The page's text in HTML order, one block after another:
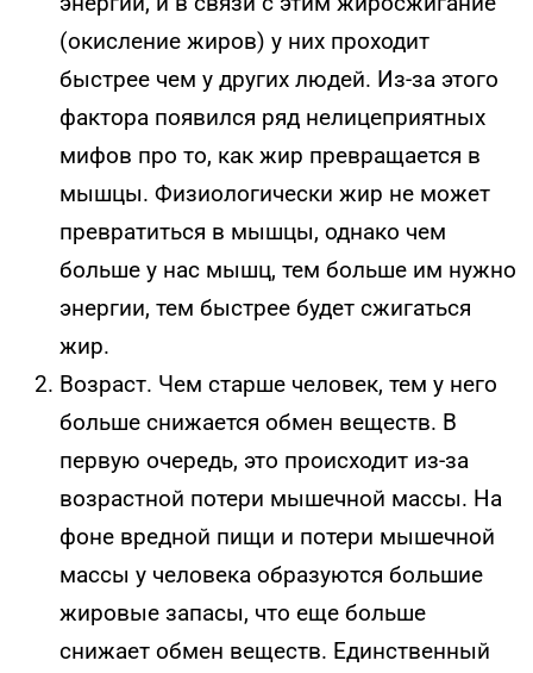
(окисление жиров) у них проходит
быстрее чем у других людей. Из-за этого
фактора появился ряд нелицеприятных
мифов про то, как жир превращается в
мышцы. Физиологически жир не может
превратиться в мышцы, однако чем
больше у нас мышц, тем больше им нужно
энергии, тем быстрее будет сжигаться
жир.
Возраст. Чем старше человек, тем у него
больше снижается обмен веществ. В
первую очередь, это происходит из-за
возрастной потери мышечной массы. На
фоне вредной пищи и потери мышечной
массы у человека образуются большие
жировые запасы, что еще больше
снижает обмен веществ. Единственный